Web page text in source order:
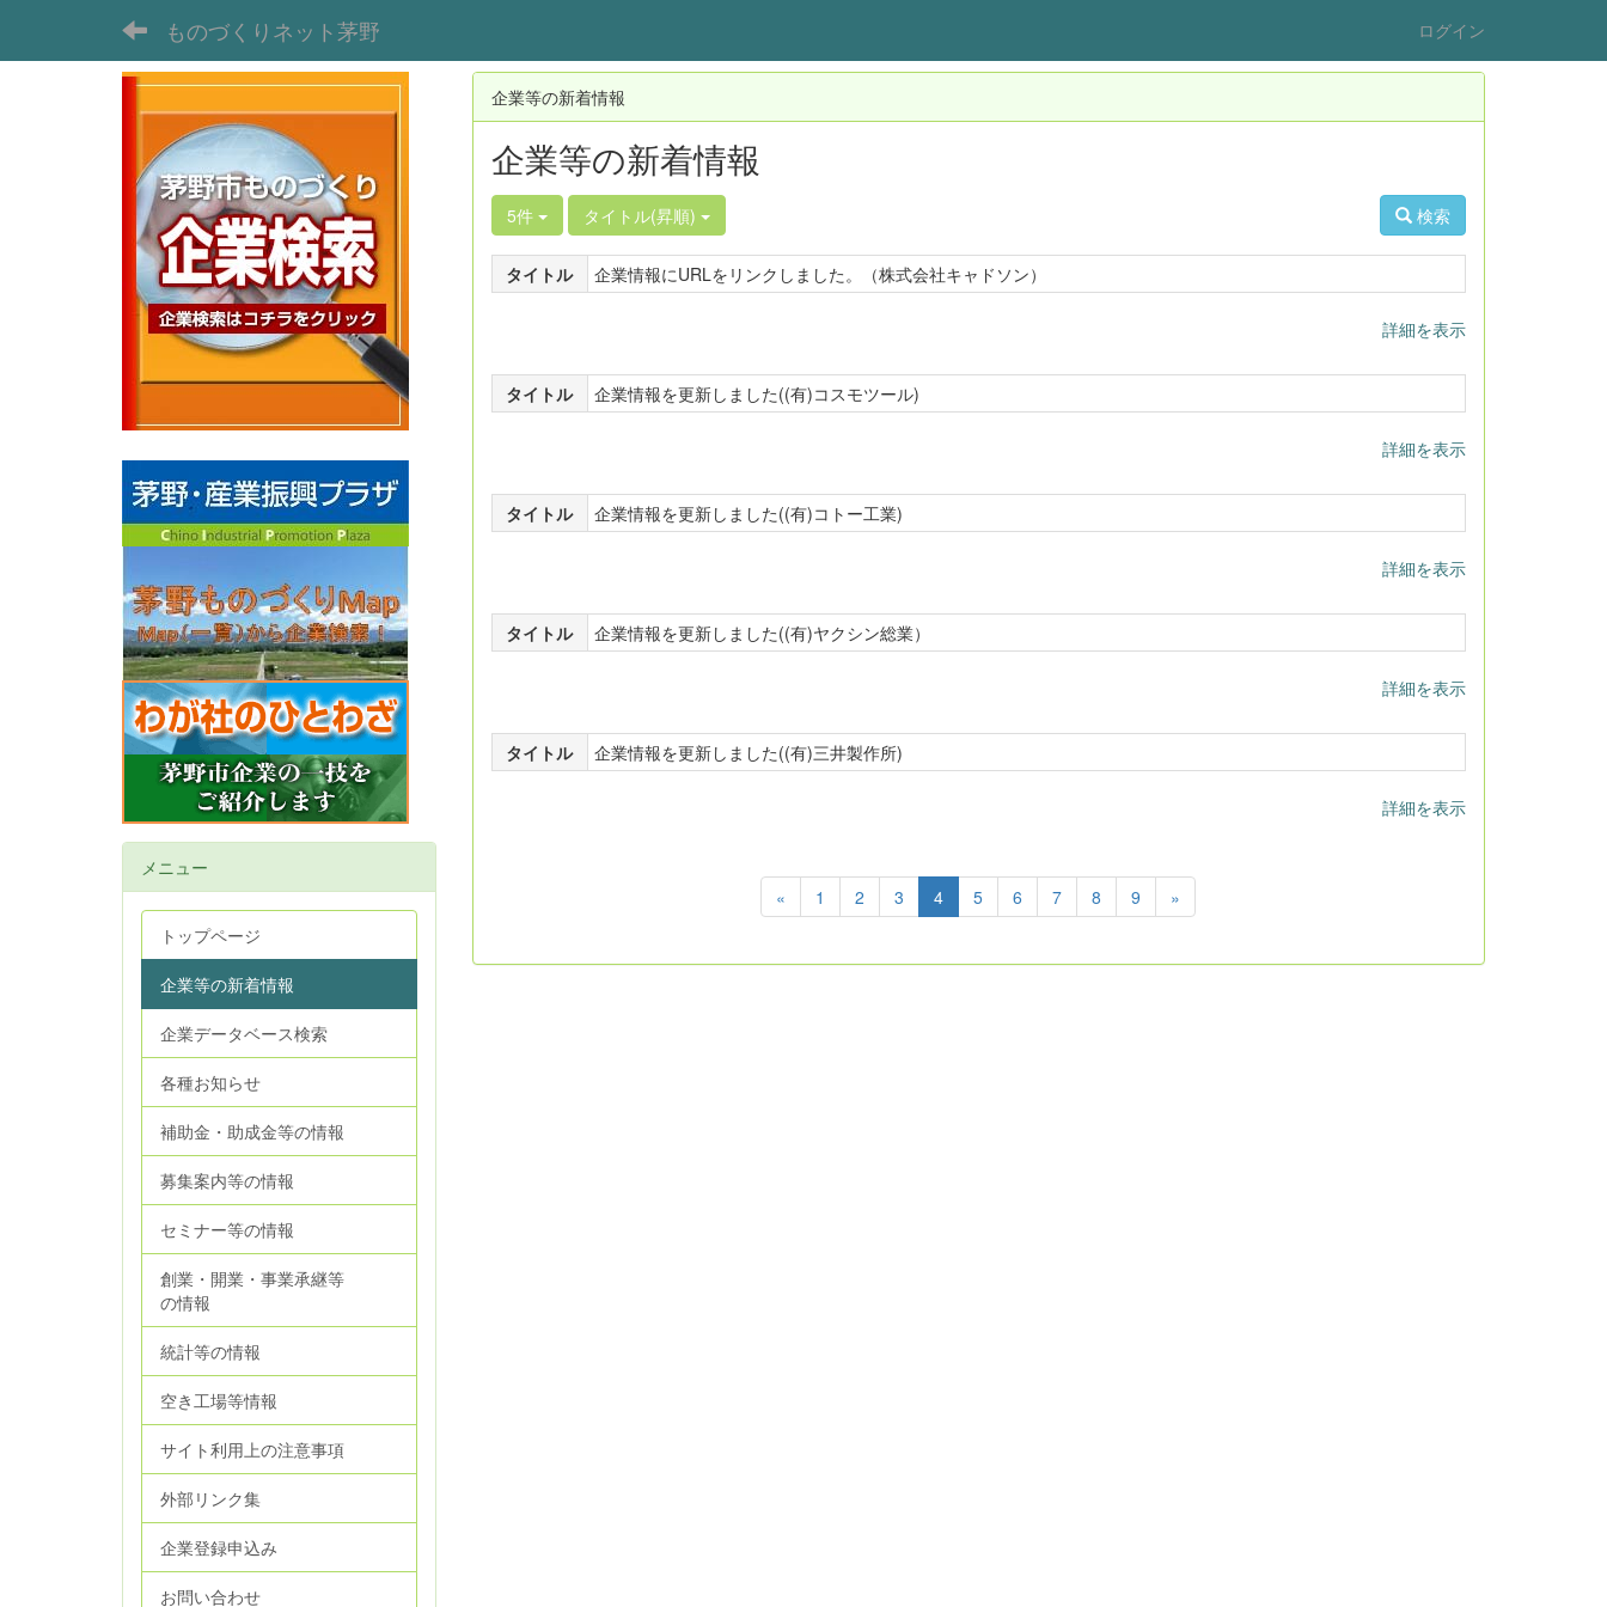
ものづくりネット茅野 ログイン
企業等の新着情報
企業等の新着情報
5件 タイトル(昇順) 検索
タイトル 企業情報にURLをリンクしました。（株式会社キャドソン）
詳細を表示
タイトル 企業情報を更新しました((有)コスモツール)
詳細を表示
タイトル 企業情報を更新しました((有)コトー工業)
詳細を表示
タイトル 企業情報を更新しました((有)ヤクシン総業）
詳細を表示
タイトル 企業情報を更新しました((有)三井製作所)
詳細を表示
« 1 2 3 4 5 6 7 8 9 »
メニュー
トップページ
企業等の新着情報
企業データベース検索
各種お知らせ
補助金・助成金等の情報
募集案内等の情報
セミナー等の情報
創業・開業・事業承継等
の情報
統計等の情報
空き工場等情報
サイト利用上の注意事項
外部リンク集
企業登録申込み
お問い合わせ